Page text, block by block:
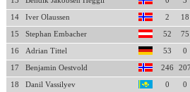
14 Iver Olaussen 2 18
15 Stephan Embacher 52 75
16 Adrian Tittel 53 0
17 Benjamin Oestvold 246 207
18 Danil Vassilyev 0 0